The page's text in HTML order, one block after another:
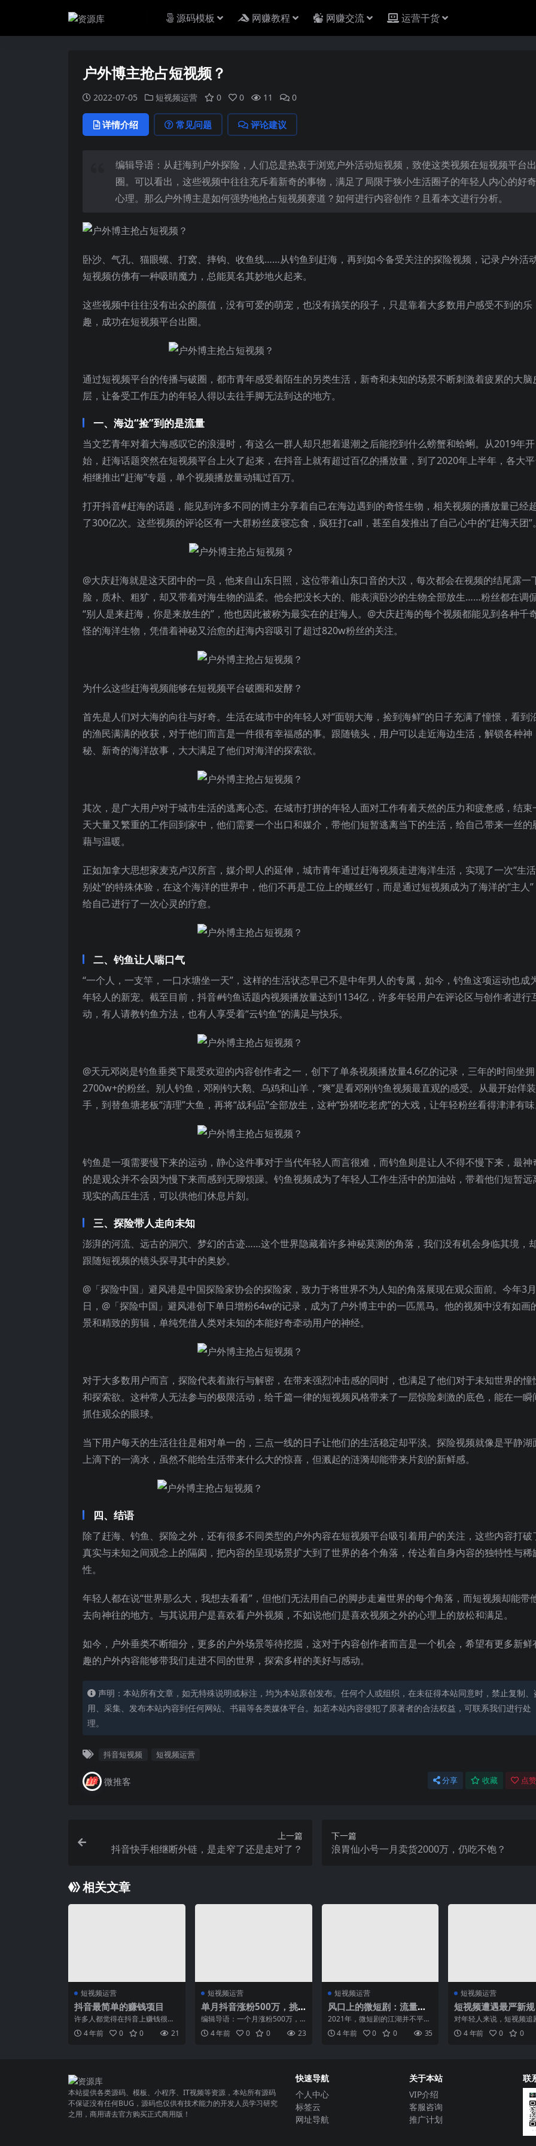
源码模板 网赚教程 网赚交流 运营干货
户外博主抢占短视频？
2022-07-05 短视频运营 0 0 11 0
详情介绍 常见问题 评论建议
编辑导语：从赶海到户外探险，人们总是热衷于浏览户外活动短视频，致使这类视频在短视频平台出
圈。可以看出，这些视频中往往充斥着新奇的事物，满足了局限于狭小生活圈子的年轻人内心的好奇
心理。那么户外博主是如何强势地抢占短视频赛道？如何进行内容创作？且看本文进行分析。
卧沙、气孔、猫眼螺、打窝、摔钩、收鱼线……从钓鱼到赶海，再到如今备受关注的探险视频，记录户外活
短视频仿佛有一种吸睛魔力，总能莫名其妙地火起来。
这些视频中往往没有出众的颜值，没有可爱的萌宠，也没有搞笑的段子，只是靠着大多数用户感受不到的乐
趣，成功在短视频平台出圈。
通过短视频平台的传播与破圈，都市青年感受着陌生的另类生活，新奇和未知的场景不断刺激着疲累的大脑
层，让备受工作压力的年轻人得以去往手脚无法到达的地方。
一、海边“捡”到的是流量
当文艺青年对着大海感叹它的浪漫时，有这么一群人却只想着退潮之后能挖到什么螃蟹和蛤蜊。从2019年开
始，赶海话题突然在短视频平台上火了起来，在抖音上就有超过百亿的播放量，到了2020年上半年，各大平
相继推出“赶海”专题，单个视频播放量动辄过百万。
打开抖音#赶海的话题，能见到许多不同的博主分享着自己在海边遇到的奇怪生物，相关视频的播放量已经
了300亿次。这些视频的评论区有一大群粉丝废寝忘食，疯狂打call，甚至自发推出了自己心中的“赶海天团”。
@大庆赶海就是这天团中的一员，他来自山东日照，这位带着山东口音的大汉，每次都会在视频的结尾露一
脸，质朴、粗犷，却又带着对海生物的温柔。他会把没长大的、能表演卧沙的生物全部放生……粉丝都在调
“别人是来赶海，你是来放生的”，他也因此被称为最实在的赶海人。@大庆赶海的每个视频都能见到各种千
怪的海洋生物，凭借着神秘又治愈的赶海内容吸引了超过820w粉丝的关注。
为什么这些赶海视频能够在短视频平台破圈和发酵？
首先是人们对大海的向往与好奇。生活在城市中的年轻人对“面朝大海，捡到海鲜”的日子充满了憧憬，看到
的渔民满满的收获，对于他们而言是一件很有幸福感的事。跟随镜头，用户可以走近海边生活，解锁各种神
秘、新奇的海洋故事，大大满足了他们对海洋的探索欲。
其次，是广大用户对于城市生活的逃离心态。在城市打拼的年轻人面对工作有着天然的压力和疲惫感，结束
天大量又繁重的工作回到家中，他们需要一个出口和媒介，带他们短暂逃离当下的生活，给自己带来一丝的
藉与温暖。
正如加拿大思想家麦克卢汉所言，媒介即人的延伸，城市青年通过赶海视频走进海洋生活，实现了一次“生
别处”的特殊体验，在这个海洋的世界中，他们不再是工位上的螺丝钉，而是通过短视频成为了海洋的“主人”
给自己进行了一次心灵的疗愈。
二、钓鱼让人喘口气
“一个人，一支竿，一口水塘坐一天”，这样的生活状态早已不是中年男人的专属，如今，钓鱼这项运动也成
年轻人的新宠。截至目前，抖音#钓鱼话题内视频播放量达到1134亿，许多年轻用户在评论区与创作者进行
动，有人请教钓鱼方法，也有人享受着“云钓鱼”的满足与快乐。
@天元邓岗是钓鱼垂类下最受欢迎的内容创作者之一，创下了单条视频播放量4.6亿的记录，三年的时间坐拥
2700w+的粉丝。别人钓鱼，邓刚钓大鹅、乌鸡和山羊，“爽”是看邓刚钓鱼视频最直观的感受。从最开始佯
手，到替鱼塘老板“清理”大鱼，再将“战利品”全部放生，这种“扮猪吃老虎”的大戏，让年轻粉丝看得津津有味
钓鱼是一项需要慢下来的运动，静心这件事对于当代年轻人而言很难，而钓鱼则是让人不得不慢下来，最神
的是观众并不会因为慢下来而感到无聊烦躁。钓鱼视频成为了年轻人工作生活中的加油站，带着他们短暂远
现实的高压生活，可以供他们休息片刻。
三、探险带人走向未知
澎湃的河流、远古的洞穴、梦幻的古迹……这个世界隐藏着许多神秘莫测的角落，我们没有机会身临其境，
跟随短视频的镜头探寻其中的奥妙。
@「探险中国」避风港是中国探险家协会的探险家，致力于将世界不为人知的角落展现在观众面前。今年3
日，@「探险中国」避风港创下单日增粉64w的记录，成为了户外博主中的一匹黑马。他的视频中没有如画
景和精致的剪辑，单纯凭借人类对未知的本能好奇牵动用户的神经。
对于大多数用户而言，探险代表着旅行与解密，在带来强烈冲击感的同时，也满足了他们对于未知世界的憧
和探索欲。这种常人无法参与的极限活动，给千篇一律的短视频风格带来了一层惊险刺激的底色，能在一瞬
抓住观众的眼球。
当下用户每天的生活往往是相对单一的，三点一线的日子让他们的生活稳定却平淡。探险视频就像是平静湖
上滴下的一滴水，虽然不能给生活带来什么大的惊喜，但溅起的涟漪却能带来片刻的新鲜感。
四、结语
除了赶海、钓鱼、探险之外，还有很多不同类型的户外内容在短视频平台吸引着用户的关注，这些内容打破
真实与未知之间观念上的隔阂，把内容的呈现场景扩大到了世界的各个角落，传达着自身内容的独特性与稀
性。
年轻人都在说“世界那么大，我想去看看”，但他们无法用自己的脚步走遍世界的每个角落，而短视频却能带
去向神往的地方。与其说用户是喜欢看户外视频，不如说他们是喜欢视频之外的心理上的放松和满足。
如今，户外垂类不断细分，更多的户外场景等待挖掘，这对于内容创作者而言是一个机会，希望有更多新鲜
趣的户外内容能够带我们走进不同的世界，探索多样的美好与感动。
声明：本站所有文章，如无特殊说明或标注，均为本站原创发布。任何个人或组织，在未征得本站同意时，禁止复制、
用、采集、发布本站内容到任何网站、书籍等各类媒体平台。如若本站内容侵犯了原著者的合法权益，可联系我们进行处
理。
抖音短视频 短视频运营
微推客 分享 收藏 点
上一篇
抖音快手相继断外链，是走窄了还是走对了？
下一篇
浪胃仙小号一月卖货2000万，仍吃不饱？
相关文章
短视频运营
抖音最简单的赚钱项目
许多人都觉得在抖音上赚钱很
难，尤其还有一些人在抖音上亏
了几百万。 大家都想靠直播...
4 年前 0 0 21
短视频运营
单月抖音涨粉500万，挑
战类网红玲爷的另类打法
编辑导语：一个月涨粉500万，
粉丝总数突破千万，抖音网红头
部达人玲爷为何这么火？...
4 年前 0 0 23
短视频运营
风口上的微短剧：流量有
了，“钱”景如何？
2021年，微短剧的江湖并不平
静。 从年初抖音推出自制短剧
《做梦吧，晶晶》《为什...
4 年前 0 0 35
短视频运营
短视频遭遇最严新规
音追剧彻底凉透了？
对年轻人来说，短视频追
成为一种习惯。然而，短
权问题一直处于风口浪尖
4 年前 0 0
本站提供各类源码、模板、小程序、IT视频等资源，本站所有源码
不保证没有任何BUG，源码也仅供有技术能力的开发人员学习研究
之用，商用请去官方购买正式商用版！
快速导航
个人中心
标签云
网址导航
关于本站
VIP介绍
客服咨询
推广计划
联